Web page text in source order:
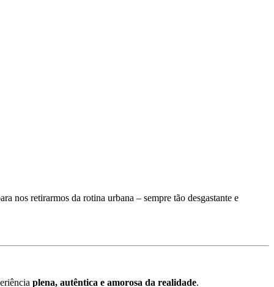
nos retirarmos da rotina urbana – sempre tão desgastante e
plena, autêntica e amorosa da realidade.